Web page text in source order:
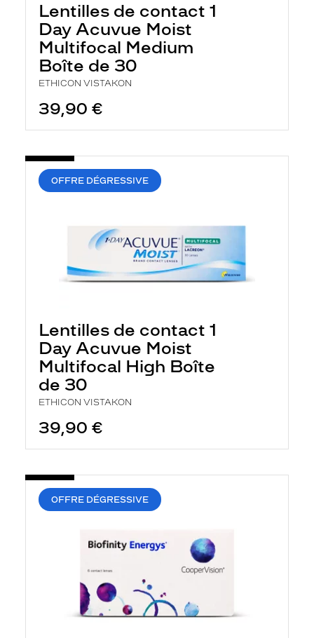
Lentilles de contact 1
Day Acuvue Moist
Multifocal Medium
Boîte de 30
ETHICON VISTAKON
39,90 €
OFFRE DÉGRESSIVE
Lentilles de contact 1
Day Acuvue Moist
Multifocal High Boîte
de 30
ETHICON VISTAKON
39,90 €
OFFRE DÉGRESSIVE